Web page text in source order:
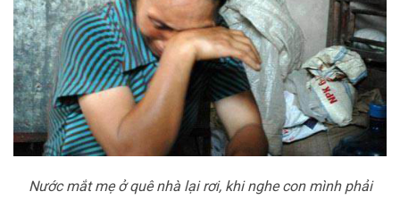
Nước mắt mẹ ở quê nhà lại rơi, khi nghe con mình phải